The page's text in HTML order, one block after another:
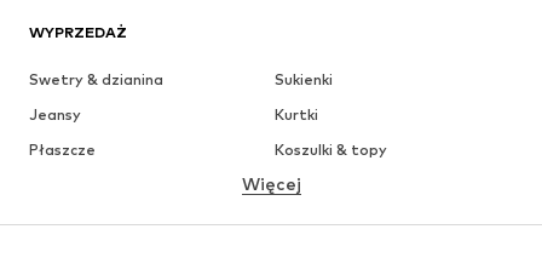
WYPRZEDAŻ
Swetry & dzianina
Sukienki
Jeansy
Kurtki
Płaszcze
Koszulki & topy
Bielizna
Więcej